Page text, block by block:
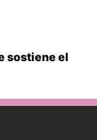
sostiene el